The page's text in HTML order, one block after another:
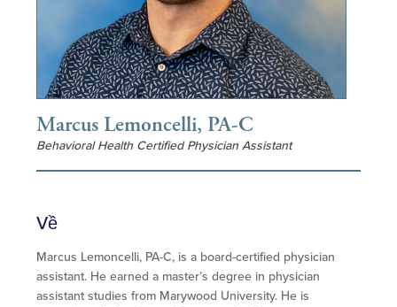
Marcus Lemoncelli, PA-C
Behavioral Health Certified Physician Assistant
Về
Marcus Lemoncelli, PA-C, is a board-certified physician
assistant. He earned a master’s degree in physician
assistant studies from Marywood University. He is